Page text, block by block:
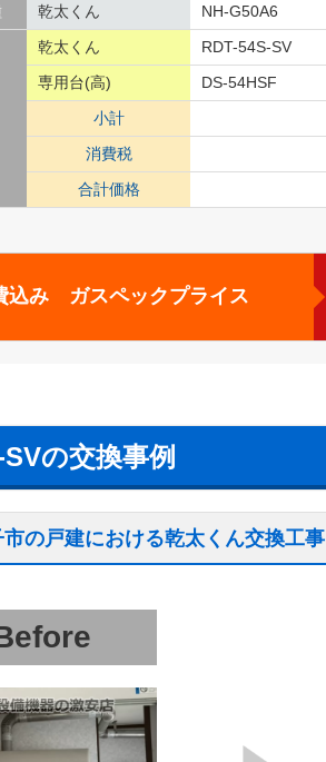
乾太くん NH-G50A6
乾太くん RDT-54S-SV
専用台(高)
DS-54HSF
小計
消費税
合計価格
込み ガスペックプライス
の交換事例
の戸建における乾太くん交換工事